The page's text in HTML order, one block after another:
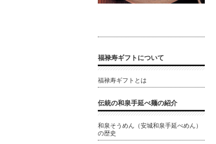
福禄寿ギフトについて
福禄寿ギフトとは
伝統の和泉手延べ麺の紹介
和泉そうめん（安城和泉手延べめん）
の歴史